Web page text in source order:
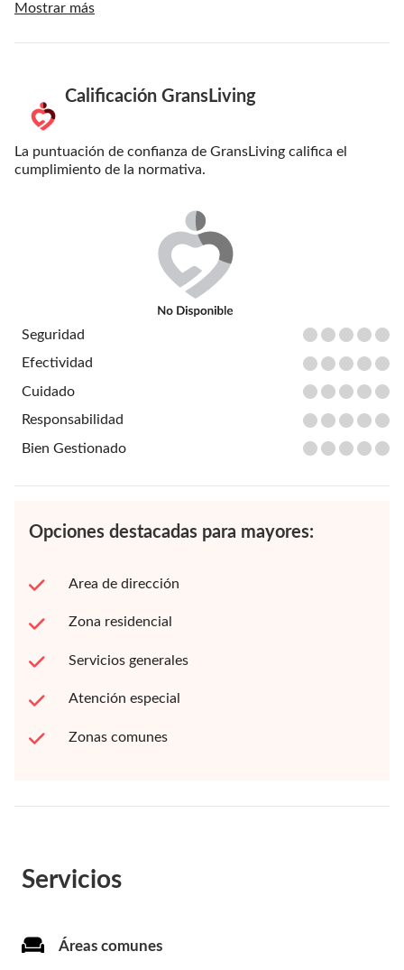
Mostrar más
Calificación GransLiving
La puntuación de confianza de GransLiving califica el
cumplimiento de la normativa.
Seguridad
Efectividad
Cuidado
Responsabilidad
Bien Gestionado
Opciones destacadas para mayores:
Area de dirección
Zona residencial
Servicios generales
Atención especial
Zonas comunes
Servicios
Áreas comunes